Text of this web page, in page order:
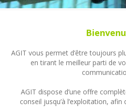
AGIT vous permet d’être toujours
en tirant le meilleur parti de
AGIT dispose d’une offre
conseil jusqu’à l’exploitation,